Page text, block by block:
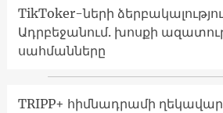
TikToker-ների
Ադրբեջանում. խոսքի
սահմանները
TRIPP+ հիմնադրամի